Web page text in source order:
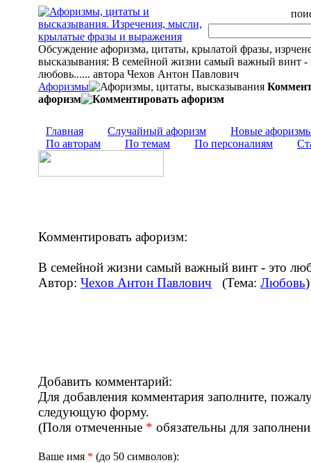
Обсуждение афоризма, цитаты, крылатой фразы,
высказывания: В семейной жизни самый важный винт -
любовь...... автора Чехов Антон Павлович
Афоризмы
афоризм
Главная Случайный афоризм
Новые
По авторам
По темам По персоналиям
Комментировать афоризм:
В семейной жизни самый важный винт - это
Автор: Чехов Антон Павлович (Тема: Любовь
Добавить комментарий:
Для добавления комментария заполните,
следующую форму.
(Поля отмеченные * обязательны для
Ваше имя * (до 50 символов):